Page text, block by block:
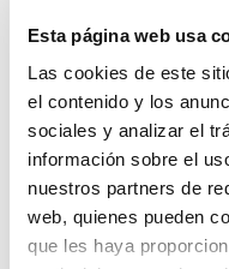
Esta página web usa
Las cookies de este
el contenido y los
sociales y analizar el
información sobre el
nuestros partners de
web, quienes pueden
que les haya
Con el fin de obtener
aconsejable el uso de
una extracción en fase
equipos por presión
a cualquier método de
Documentación
TDS / Ficha técnica
Regístrate para
descargas
SDS/ Hoja de seguridad